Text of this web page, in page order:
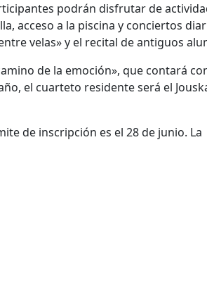
podrán disfrutar de
acceso a la piscina y conciertos
velas» y el recital de antiguos
de la emoción», que contará
el cuarteto residente será el
de inscripción es el 28 de junio. La